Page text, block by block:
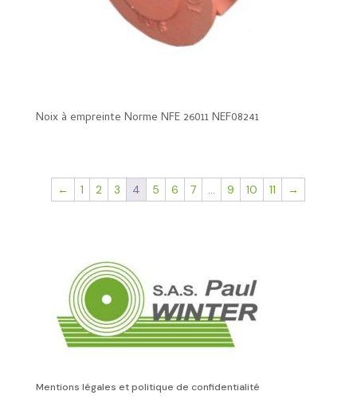
Noix à empreinte Norme NFE 26011 NEF08241
← 1 2 3 4 5 6 7 … 9 10 11 →
Mentions légales et politique de confidentialité